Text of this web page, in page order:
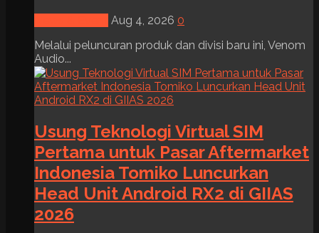
Aug 4, 2026 0
Melalui peluncuran produk dan divisi baru ini, Venom
Audio...
Usung Teknologi Virtual SIM
Pertama untuk Pasar Aftermarket
Indonesia Tomiko Luncurkan
Head Unit Android RX2 di GIIAS
2026